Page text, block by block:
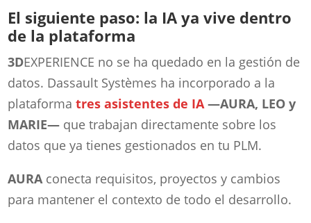
El siguiente paso: la IA ya vive dentro
de la plataforma
3DEXPERIENCE no se ha quedado en la gestión de
datos. Dassault Systèmes ha incorporado a la
plataformatres asistentes de IA —AURA, LEO y
MARIE— que trabajan directamente sobre los
datos que ya tienes gestionados en tu PLM.
AURAconecta requisitos, proyectos y cambios
para mantener el contexto de todo el desarrollo.